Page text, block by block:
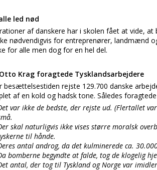
led nød
af danskere har i skolen fået at vide,
nødvendigvis for entreprenører, landmænd
for alle men dog for en hel del.
Otto Krag foragtede Tysklandsarbejdere
besættelsestiden rejste 129.700 danske
af en kold og hadsk tone. Således
var ikke de bedste, der rejste ud. (Flertallet
skal naturligvis ikke vises større moralsk
til hånde.
antal androg, da det kulminerede ca.
bomberne begyndte at falde, tog de klogelig
antal, der tog til Tyskland og Norge var